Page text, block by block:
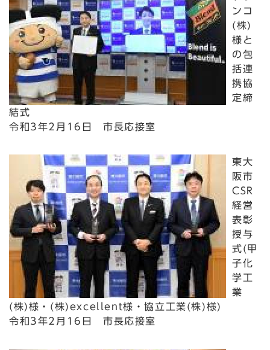
ンコ
(株)
様と
の包
括連
携協
定締
結式
令和3年2月16日 市長応接室
東大
阪市
CSR
経営
表彰
授与
式(甲
子化
学工
業
(株)様・(株)excellent様・協立工業(株)様)
令和3年2月16日 市長応接室